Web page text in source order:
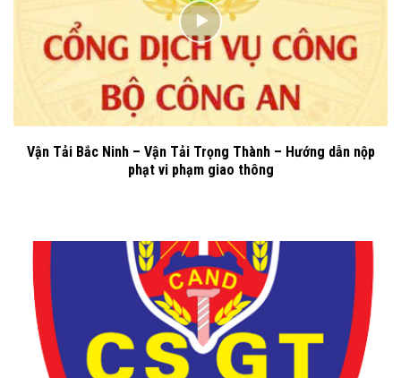
Vận Tải Bắc Ninh – Vận Tải Trọng Thành – Hướng dẫn nộp
phạt vi phạm giao thông